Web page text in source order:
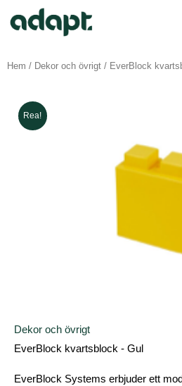
Hem / Dekor och övrigt / EverBlock
Rea!
Dekor och övrigt
EverBlock kvartsblock - Gul
EverBlock Systems erbjuder ett